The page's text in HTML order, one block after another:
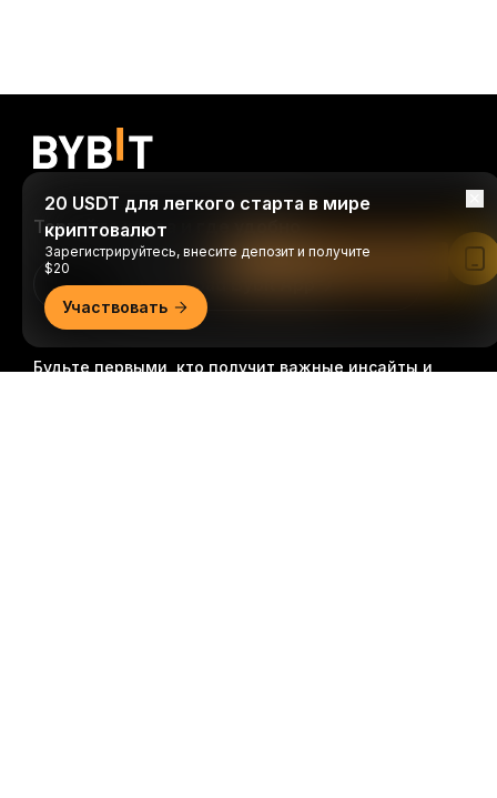
Будьте первыми, кто получит важные инсайты и
Торгуйте когда и где удобно
Download Bybit App
20 USDT для легкого старта в мире
криптовалют
Зарегистрируйтесь, внесите депозит и получите
$20
Участвовать
Читать в приложении Bybit